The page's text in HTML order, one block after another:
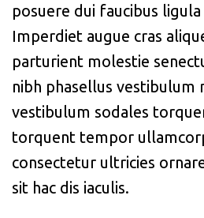
posuere dui faucibus
Imperdiet augue cras
parturient molestie
nibh phasellus vestibulum
vestibulum sodales
torquent tempor
consectetur ultricies
sit hac dis iaculis.